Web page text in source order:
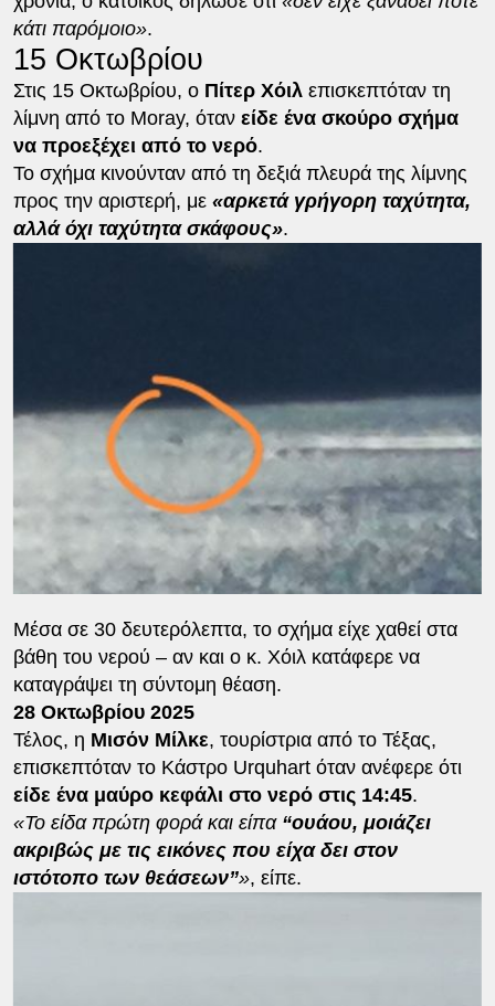
κάτι παρόμοιο».
15 Οκτωβρίου
Στις 15 Οκτωβρίου, ο Πίτερ Χόιλεπισκεπτόταν τη
λίμνη από το Moray, όταν είδε ένα σκούρο σχήμα
να προεξέχει από το νερό.
Το σχήμα κινούνταν από τη δεξιά πλευρά της λίμνης
προς την αριστερή, με «αρκετά γρήγορη ταχύτητα,
αλλά όχι ταχύτητα σκάφους».
Μέσα σε 30 δευτερόλεπτα, το σχήμα είχε χαθεί στα
βάθη του νερού – αν και ο κ. Χόιλ κατάφερε να
καταγράψει τη σύντομη θέαση.
28 Οκτωβρίου 2025
Τέλος, η Μισόν Μίλκε, τουρίστρια από το Τέξας,
επισκεπτόταν το Κάστρο Urquhart όταν ανέφερε ότι
είδε ένα μαύρο κεφάλι στο νερό στις 14:45.
«Το είδα πρώτη φορά και είπα “ουάου, μοιάζει
ακριβώς με τις εικόνες που είχα δει στον
ιστότοπο των θεάσεων”», είπε.